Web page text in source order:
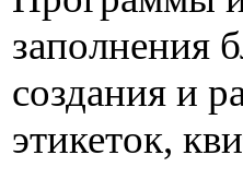
заполнения
создания и
этикеток,